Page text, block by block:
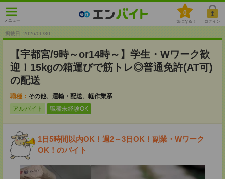
メニュー
0
気になる！ ログイン
掲載日 :2026/06/30
【宇都宮/9時～or14時～】学生・Wワーク歓
迎！15kgの箱運びで筋トレ◎普通免許(AT可)
の配送
職種： その他、運輸・配送、軽作業系
アルバイト
職種未経験OK
1日5時間以内OK！週2～3日OK！副業・Wワーク
OK！のバイト